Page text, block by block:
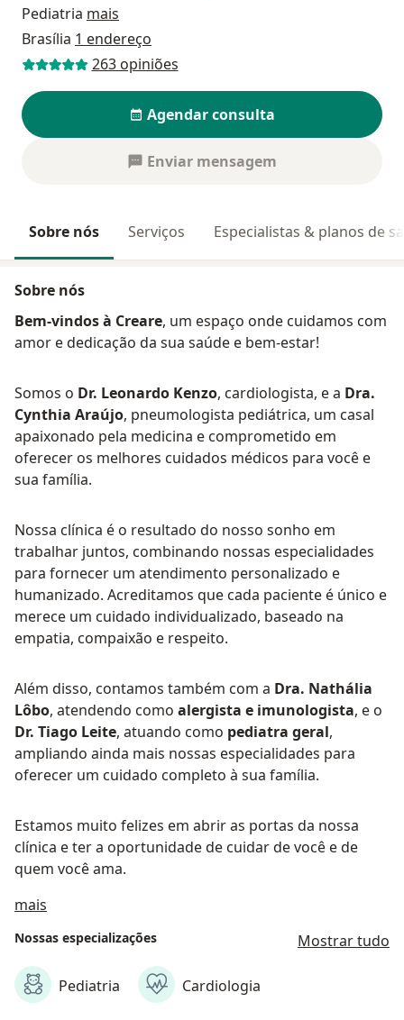
Pediatria mais
Brasília 1 endereço
263 opiniões
Agendar consulta
Enviar mensagem
Sobre nós Serviços Especialistas & planos de
Sobre nós
Bem-vindos à Creare, um espaço onde cuidamos com
amor e dedicação da sua saúde e bem-estar!
Somos o Dr. Leonardo Kenzo, cardiologista, e a Dra.
Cynthia Araújo, pneumologista pediátrica, um casal
apaixonado pela medicina e comprometido em
oferecer os melhores cuidados médicos para você e
sua família.
Nossa clínica é o resultado do nosso sonho em
trabalhar juntos, combinando nossas especialidades
para fornecer um atendimento personalizado e
humanizado. Acreditamos que cada paciente é único e
merece um cuidado individualizado, baseado na
empatia, compaixão e respeito.
Além disso, contamos também com a Dra. Nathália
Lôbo, atendendo como alergista e imunologista, e o
Dr. Tiago Leite, atuando como pediatra geral,
ampliando ainda mais nossas especialidades para
oferecer um cuidado completo à sua família.
Estamos muito felizes em abrir as portas da nossa
clínica e ter a oportunidade de cuidar de você e de
quem você ama.
mais
Nossas especializações Mostrar tudo
Pediatria Cardiologia